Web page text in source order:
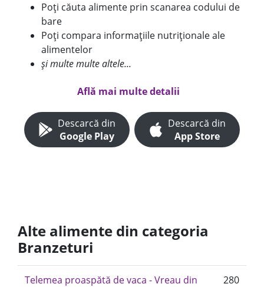
Poți căuta alimente prin scanarea codului de
bare
Poți compara informațiile nutriționale ale
alimentelor
și multe multe altele...
Află mai multe detalii
Descarcă din
Google Play
Descarcă din
App Store
Alte alimente din categoria
Branzeturi
Telemea proaspătă de vaca - Vreau din
280